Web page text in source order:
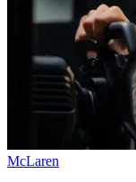
McLaren